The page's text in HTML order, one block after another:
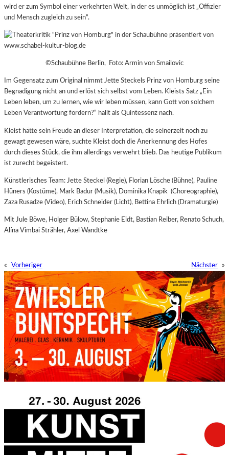
wird er zum Symbol einer verkehrten Welt, in der es unmöglich ist „Offizier
und Mensch zugleich zu sein“.
©Schaubühne Berlin, Foto: Armin von Smailovic
Im Gegensatz zum Original nimmt Jette Steckels Prinz von Homburg seine
Begnadigung nicht an und erlöst sich selbst vom Leben. Kleists Satz „Ein
Leben leben, um zu lernen, wie wir leben müssen, kann Gott von solchem
Leben Verantwortung fordern?“ hallt als Quintessenz nach.
Kleist hätte sein Freude an dieser Interpretation, die seinerzeit noch zu
gewagt gewesen wäre, suchte Kleist doch die Anerkennung des Hofes
durch dieses Stück, die ihm allerdings verwehrt blieb. Das heutige Publikum
ist zurecht begeistert.
Künstlerisches Team: Jette Steckel (Regie), Florian Lösche (Bühne), Pauline
Hüners (Kostüme), Mark Badur (Musik), Dominika Knapik (Choreographie),
Zaza Rusadze (Video), Erich Schneider (Licht), Bettina Ehrlich (Dramaturgie)
Mit Jule Böwe, Holger Bülow, Stephanie Eidt, Bastian Reiber, Renato Schuch,
Alína Vimbai Strähler, Axel Wandtke
« Vorheriger Nächster »